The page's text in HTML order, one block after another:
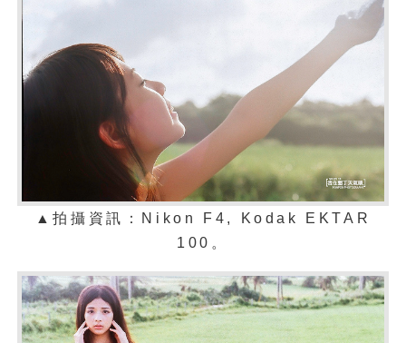
▲拍攝資訊：Nikon F4,
Kodak EKTAR
100 。